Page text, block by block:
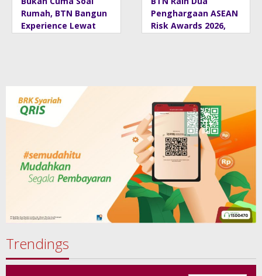
Rumah, BTN Bangun
Experience Lewat
Penghargaan ASEAN
Risk Awards 2026,
Pertumbuhan
Berkelanjutan
Trendings